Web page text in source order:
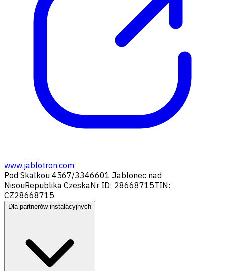
www.jablotron.com
Pod Skalkou 4567/3346601 Jablonec nad
NisouRepublika CzeskaNr ID: 28668715TIN:
CZ28668715
Dla partnerów instalacyjnych